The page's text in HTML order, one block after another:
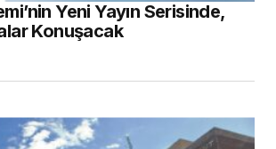
Yeni Yayın Serisinde,
Konuşacak